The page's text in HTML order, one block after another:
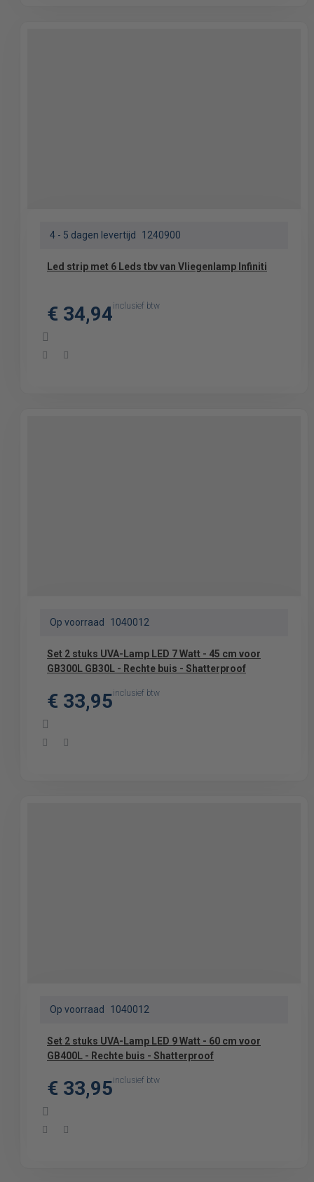
4 - 5 dagen levertijd 1240900
Led strip met 6 Leds tbv van Vliegenlamp Infiniti
€ 34,94inclusief btw
Op voorraad 1040012
Set 2 stuks UVA-Lamp LED 7 Watt - 45 cm voor
GB300L GB30L - Rechte buis - Shatterproof
€ 33,95inclusief btw
Op voorraad 1040012
Set 2 stuks UVA-Lamp LED 9 Watt - 60 cm voor
GB400L - Rechte buis - Shatterproof
€ 33,95inclusief btw